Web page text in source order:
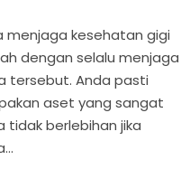
menjaga kesehatan gigi
dengan selalu menjaga
tersebut. Anda pasti
aset yang sangat
tidak berlebihan jika